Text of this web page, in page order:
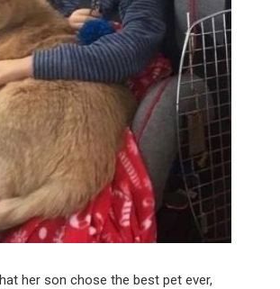
her son chose the best pet ever,